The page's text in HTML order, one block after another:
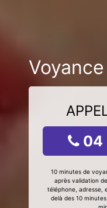
04
10 minutes de
après validation
téléphone, adresse,
delà des 10